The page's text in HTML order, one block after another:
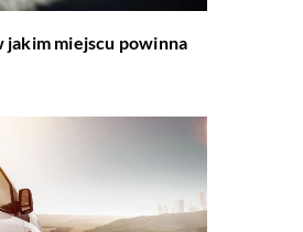
jakim miejscu powinna